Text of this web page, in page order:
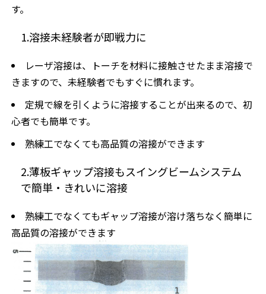
す。
1.溶接未経験者が即戦力に
レーザ溶接は、トーチを材料に接触させたまま溶接で
きますので、未経験者でもすぐに慣れます。
定規で線を引くように溶接することが出来るので、初
心者でも簡単です。
熟練工でなくても高品質の溶接ができます
2.薄板ギャップ溶接もスイングビームシステム
で簡単・きれいに溶接
熟練工でなくてもギャップ溶接が溶け落ちなく簡単に
高品質の溶接ができます